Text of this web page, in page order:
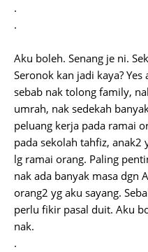
.
.
Aku boleh. Senang je ni.
Seronok kan jadi kaya?
sebab nak tolong family,
umrah, nak sedekah
peluang kerja pada ramai
pada sekolah tahfiz,
lg ramai orang. Paling
nak ada banyak masa dgn
orang2 yg aku sayang.
perlu fikir pasal duit. Aku
nak.
.